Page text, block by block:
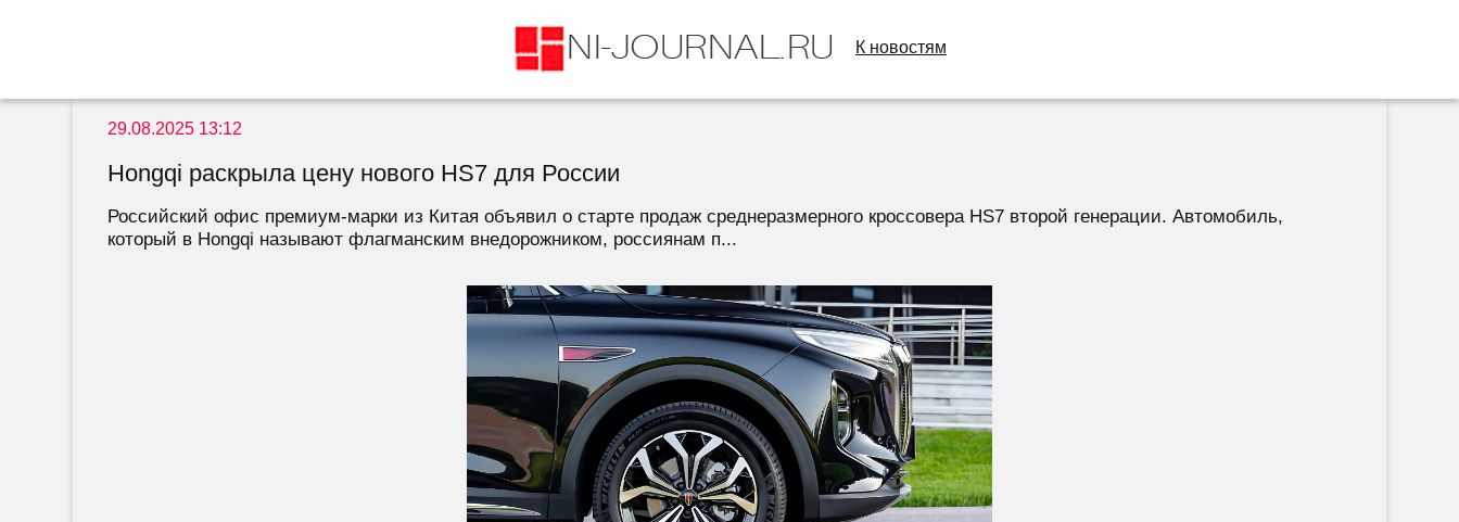
К новостям
29.08.2025 13:12
Hongqi раскрыла цену нового HS7 для России
Российский офис премиум-марки из Китая объявил о старте продаж среднеразмерного кроссовера HS7 второй генерации. Автомобиль,
который в Hongqi называют флагманским внедорожником, россиянам п...